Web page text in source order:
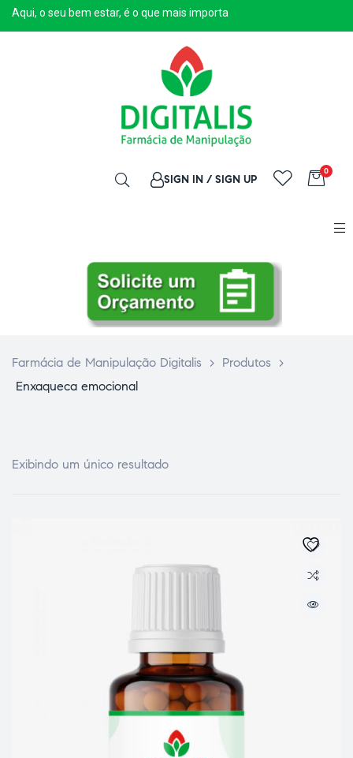
Aqui, o seu bem estar, é o que mais importa
SIGN IN / SIGN UP
0
Farmácia de Manipulação Digitalis > Produtos
>
Enxaqueca emocional
Exibindo um único resultado